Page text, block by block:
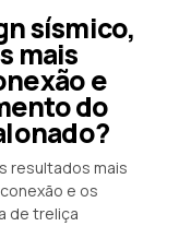
sísmico,
mais
e
do
resultados mais
e os
de treliça